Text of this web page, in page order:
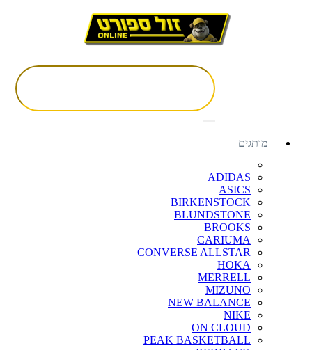
מותגים
ADIDAS
ASICS
BIRKENSTOCK
BLUNDSTONE
BROOKS
CARIUMA
CONVERSE ALLSTAR
HOKA
MERRELL
MIZUNO
NEW BALANCE
NIKE
ON CLOUD
PEAK BASKETBALL